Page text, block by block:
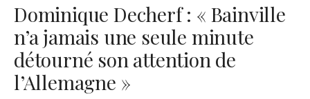
Dominique Decherf : « Bainville
n’a jamais une seule minute
détourné son attention de
l’Allemagne »